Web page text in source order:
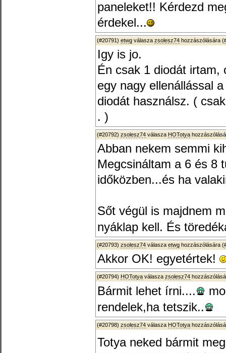
paneleket!! Kérdezd
érdekel...
(#20791) etwg válasza zsolesz74 hozzászólására (
Igy is jo.
Én csak 1 diodát irtam,
egy nagy ellenállással
diodát használsz. (
. )
(#20792) zsolesz74 válasza HOTotya
Abban nekem semmi
Megcsináltam a 6 és 8
időközben...és ha
Sőt végül is majdnem
nyáklap kell. És
(#20793) zsolesz74 válasza etwg hozzászólására (
Akkor OK! egyetértek!
(#20794) HOTotya válasza zsolesz74
Bármit lehet írni....
rendelek,ha tetszik..
(#20798) zsolesz74 válasza HOTotya
Totya neked bármit